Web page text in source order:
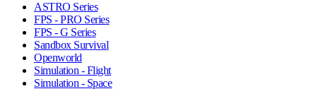
ASTRO Series
FPS - PRO Series
FPS - G Series
Sandbox Survival
Openworld
Simulation - Flight
Simulation - Space